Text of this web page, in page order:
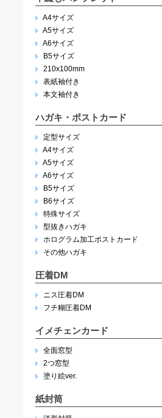
A4サイズ
A5サイズ
A6サイズ
B5サイズ
210x100mm
表紙袖付き
本文袖付き
ハガキ・ポストカード
定型サイズ
A4サイズ
A5サイズ
A6サイズ
B5サイズ
B6サイズ
特殊サイズ
型抜きハガキ
ホログラム加工ポストカード
その他ハガキ
圧着DM
ニス圧着DM
フチ糊圧着DM
イメチェンカード
全面窓型
2つ窓型
塗り絵ver.
紙封筒